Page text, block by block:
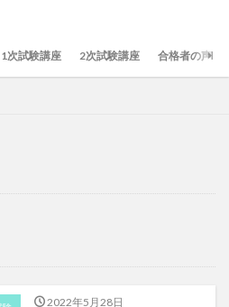
1次試験講座 2次試験講座 合格者の声
2022年5月28日